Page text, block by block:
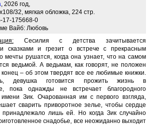
, 2026 год,
32, мягкая обложка, 224 стр.
17-175668-0
Вайб: Любовь
Сесилия с детства зачитывается
сказками и грезит о встрече с прекрасным
мечты рушатся, когда она узнает, что на самом
ведьмой. А ведьмам, как говорят, не положен
конец – об этом твердят все ее любимые книжки.
девушка готовится прожить жизнь в
пока однажды не встречает благородного
Зик. Очарованная им с первого взгляда,
сварить приворотное зелье, чтобы сердце
принадлежало лишь ей. Но когда Зик случайно
снадобье, все неожиданно выходит